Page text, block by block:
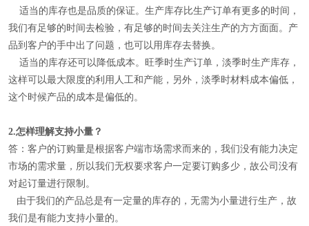
适当的库存也是品质的保证。生产库存比生产订单有更多的时间，
我们有足够的时间去检验，有足够的时间去关注生产的方方面面。产
品到客户的手中出了问题，也可以用库存去替换。
适当的库存还可以降低成本。旺季时生产订单，淡季时生产库存，
这样可以最大限度的利用人工和产能，另外，淡季时材料成本偏低，
这个时候产品的成本是偏低的。
2.怎样理解支持小量？
答：客户的订购量是根据客户端市场需求而来的，我们没有能力决定
市场的需求量，所以我们无权要求客户一定要订购多少，故公司没有
对起订量进行限制。
由于我们的产品总是有一定量的库存的，无需为小量进行生产，故
我们是有能力支持小量的。